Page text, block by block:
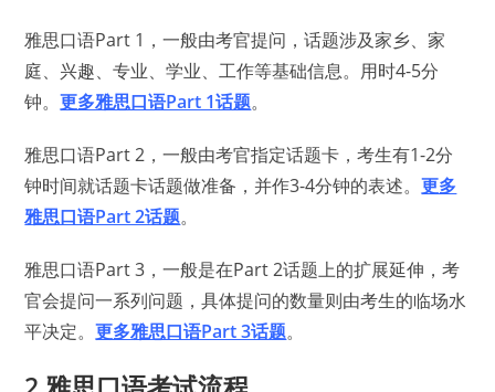
雅思口语Part 1，一般由考官提问，话题涉及家乡、家
庭、兴趣、专业、学业、工作等基础信息。用时4-5分
钟。更多雅思口语Part 1话题。
雅思口语Part 2，一般由考官指定话题卡，考生有1-2分
钟时间就话题卡话题做准备，并作3-4分钟的表述。更多
雅思口语Part 2话题。
雅思口语Part 3，一般是在Part 2话题上的扩展延伸，考
官会提问一系列问题，具体提问的数量则由考生的临场水
平决定。更多雅思口语Part 3话题。